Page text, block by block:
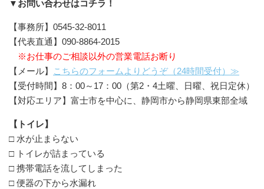
▼お問い合わせはコチラ！
【事務所】0545-32-8011
【代表直通】090-8864-2015
※お仕事のご相談以外の営業電話お断り
【メール】
こちらのフォームよりどうぞ（24時間受付）≫
【受付時間】8：00～17：00（第2・4土曜、日曜、祝日定休）
【対応エリア】富士市を中心に、静岡市から静岡県東部全域
【トイレ】
□ 水が止まらない
□ トイレが詰まっている
□ 携帯電話を流してしまった
□ 便器の下から水漏れ